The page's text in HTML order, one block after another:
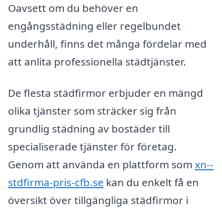
Oavsett om du behöver en
engångsstädning eller regelbundet
underhåll, finns det många fördelar med
att anlita professionella städtjänster.
De flesta städfirmor erbjuder en mängd
olika tjänster som sträcker sig från
grundlig städning av bostäder till
specialiserade tjänster för företag.
Genom att använda en plattform som xn--
stdfirma-pris-cfb.se kan du enkelt få en
översikt över tillgängliga städfirmor i